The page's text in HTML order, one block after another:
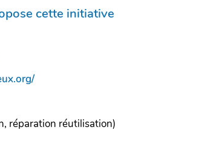
cette initiative
réparation réutilisation)